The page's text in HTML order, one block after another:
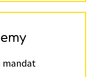
mandat